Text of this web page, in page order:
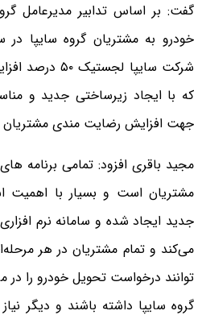
گفت: بر اساس تدابیر مدیرعامل
خودرو به مشتریان گروه سایپا
شرکت سایپا
که با ایجاد زیرساختی جدید و
جهت افزایش رضایت مندی مشتریان
مجید باقری افزود: تمامی برنامه
مشتریان است و بسیار با
جدید ایجاد شده و سامانه نرم
می‌کند و تمام مشتریان در هر
توانند درخواست تحویل خودرو را
گروه سایپا داشته باشند و دیگر